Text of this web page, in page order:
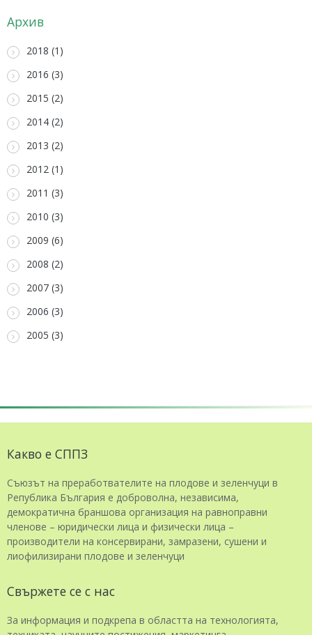
Архив
2018 (1)
2016 (3)
2015 (2)
2014 (2)
2013 (2)
2012 (1)
2011 (3)
2010 (3)
2009 (6)
2008 (2)
2007 (3)
2006 (3)
2005 (3)
Какво е СППЗ
Съюзът на преработвателите на плодове и зеленчуци в
Република България е доброволна, независима,
демократична браншова организация на равноправни
членове – юридически лица и физически лица –
производители на консервирани, замразени, сушени и
лиофилизирани плодове и зеленчуци
Свържете се с нас
За информация и подкрепа в областта на технологията,